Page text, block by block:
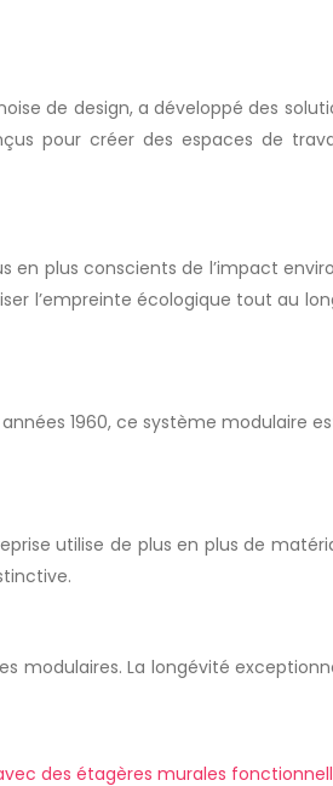
de design, a développé des
pour créer des espaces de
plus conscients de l’impact
l’empreinte écologique tout au
1960, ce système modulaire
utilise de plus en plus de
modulaires. La longévité
des étagères murales